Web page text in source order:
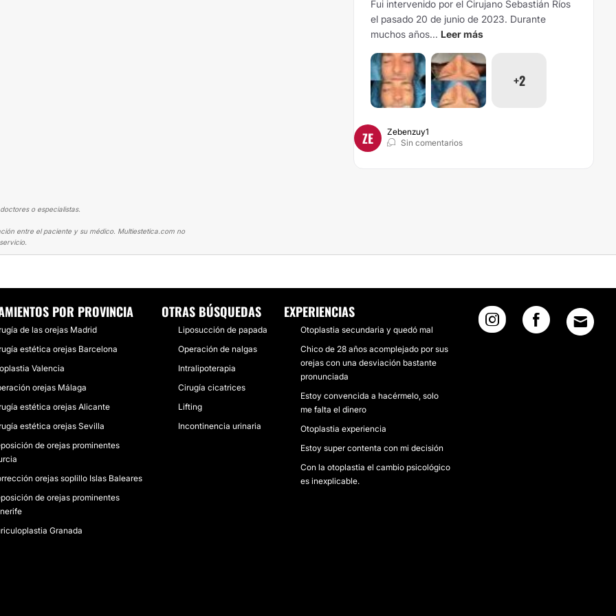
Fui intervenido por el Cirujano Sebastián Ríos
el pasado 20 de junio de 2023. Durante
muchos años... Leer más
+2
ZE
Zebenzuy1
Sin comentarios
o especialistas.
entre el paciente y su médico. Multiestetica.com no
POR PROVINCIA
de las orejas Madrid
estética orejas Barcelona
Valencia
orejas Málaga
estética orejas Alicante
estética orejas Sevilla
de orejas prominentes
orejas soplillo Islas Baleares
de orejas prominentes
Granada
OTRAS BÚSQUEDAS
Liposucción de papada
Operación de nalgas
Intralipoterapia
Cirugía cicatrices
Lifting
Incontinencia urinaria
EXPERIENCIAS
Otoplastia secundaria y quedó mal
Chico de 28 años acomplejado por sus
orejas con una desviación bastante
pronunciada
Estoy convencida a hacérmelo, solo
me falta el dinero
Otoplastia experiencia
Estoy super contenta con mi decisión
Con la otoplastia el cambio psicológico
es inexplicable.